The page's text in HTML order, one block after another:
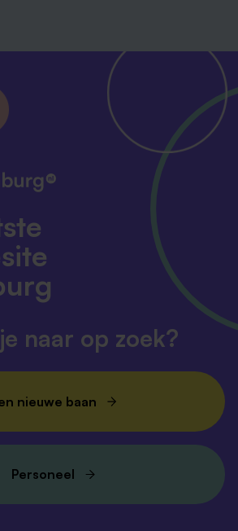
naar op zoek?
nieuwe baan
Personeel